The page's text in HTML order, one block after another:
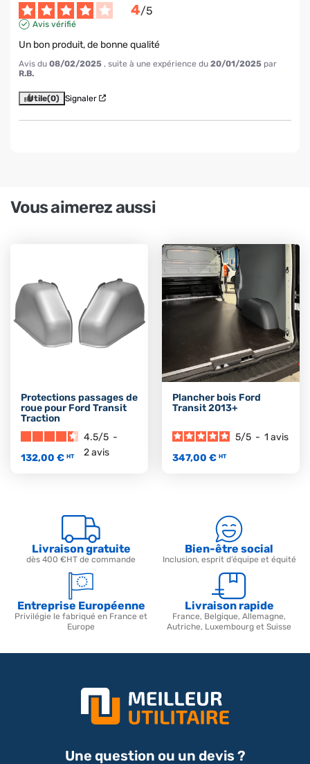
4/5
Avis vérifié
Un bon produit, de bonne qualité
Avis du 08/02/2025 , suite à une expérience du 20/01/2025 par
R.B.
Utile(0) Signaler
Vous aimerez aussi
Protections passages de
roue pour Ford Transit
Traction
4.5/5 -
2avis
132,00 € HT
Plancher bois Ford
Transit 2013+
5/5 - 1 avis
347,00 € HT
Livraison gratuite
dès 400 €HT de commande
Bien-être social
Inclusion, esprit d’équipe et équité
Entreprise Européenne
Privilégie le fabriqué en France et
Europe
Livraison rapide
France, Belgique, Allemagne,
Autriche, Luxembourg et Suisse
Une question ou un devis ?